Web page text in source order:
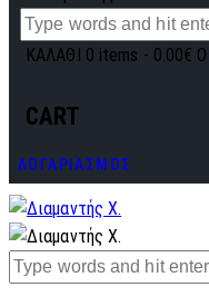
ΚΑΛΑΘΙ 0 items - 0.00€ 0
CART
ΛΟΓΑΡΙΑΣΜΟΣ